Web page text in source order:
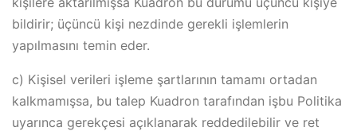
bildirir; üçüncü kişi nezdinde gerekli işlemlerin
yapılmasını temin eder.
c) Kişisel verileri işleme şartlarının tamamı ortadan
kalkmamışsa, bu talep Kuadron tarafından işbu Politika
uyarınca gerekçesi açıklanarak reddedilebilir ve ret